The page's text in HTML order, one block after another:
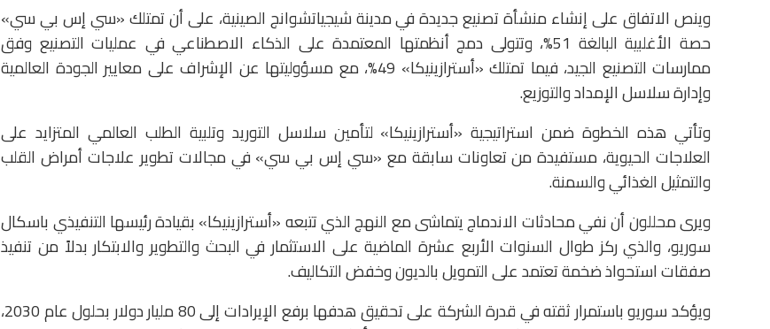
وينص الاتفاق على إنشاء منشأة تصنيع جديدة في مدينة شيجياتشوانج الصينية، على أن تمتلك «سي إس بي سي»
حصة الأغلبية البالغة 51%، وتتولى دمج أنظمتها المعتمدة على الذكاء الاصطناعي في عمليات التصنيع وفق
ممارسات التصنيع الجيد، فيما تمتلك «أسترازينيكا» 49%، مع مسؤوليتها عن الإشراف على معايير الجودة العالمية
وإدارة سلاسل الإمداد والتوزيع.
وتأتي هذه الخطوة ضمن استراتيجية «أسترازينيكا» لتأمين سلاسل التوريد وتلبية الطلب العالمي المتزايد على
العلاجات الحيوية، مستفيدة من تعاونات سابقة مع «سي إس بي سي» في مجالات تطوير علاجات أمراض القلب
والتمثيل الغذائي والسمنة.
ويرى محللون أن نفي محادثات الاندماج يتماشى مع النهج الذي تتبعه «أسترازينيكا» بقيادة رئيسها التنفيذي باسكال
سوريو، والذي ركز طوال السنوات الأربع عشرة الماضية على الاستثمار في البحث والتطوير والابتكار بدلاً من تنفيذ
صفقات استحواذ ضخمة تعتمد على التمويل بالديون وخفض التكاليف.
ويؤكد سوريو باستمرار ثقته في قدرة الشركة على تحقيق هدفها برفع الإيرادات إلى 80 مليار دولار بحلول عام 2030،